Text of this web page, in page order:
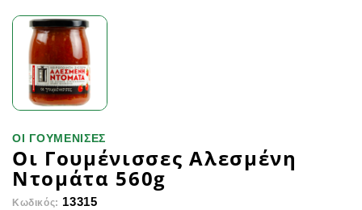
ΟΙ ΓΟΥΜΕΝΙΣΕΣ
Οι Γουμένισσες Αλεσμένη
Ντομάτα 560g
Κωδικός: 13315